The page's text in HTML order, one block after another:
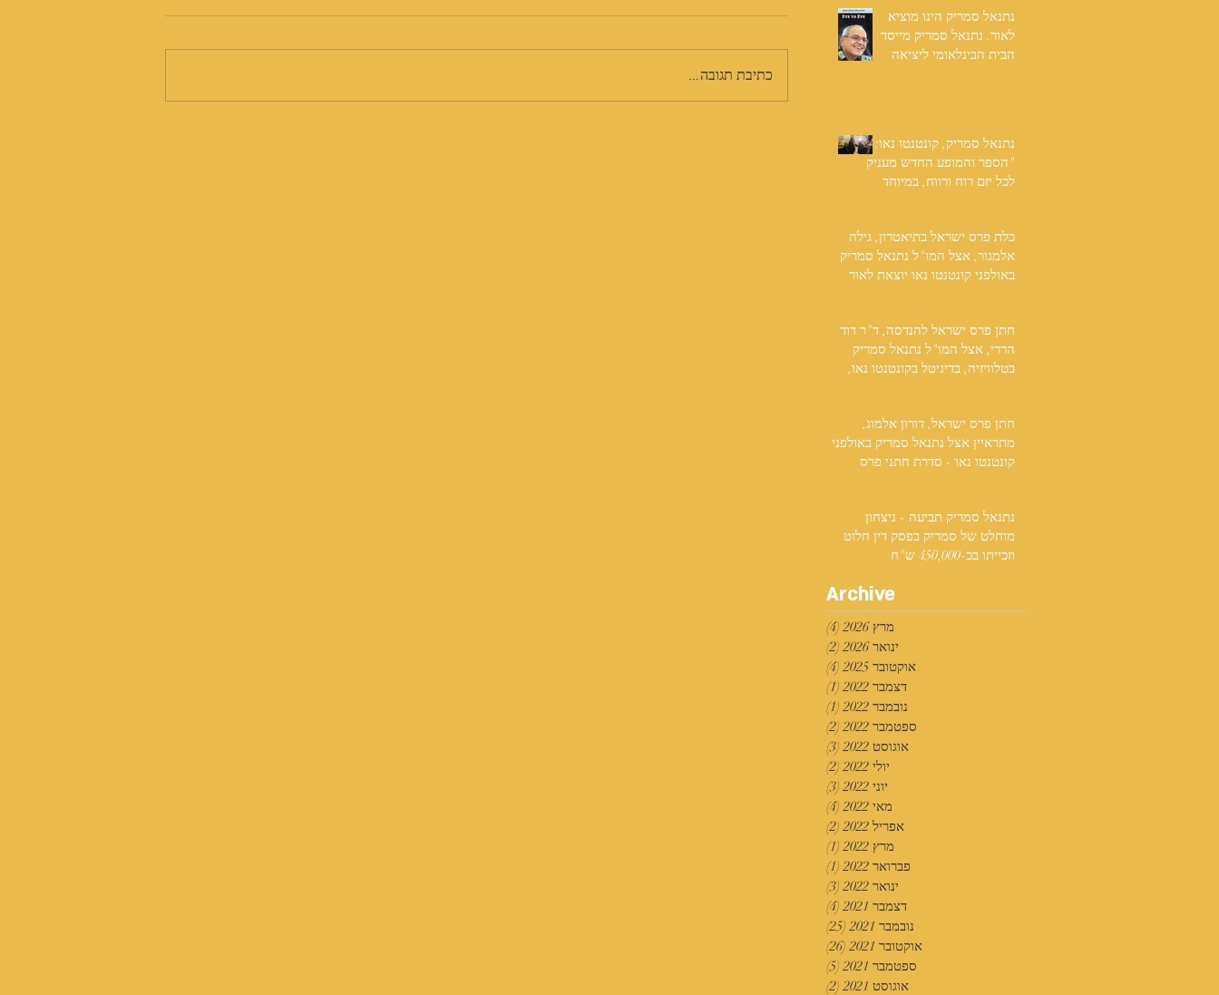
כתיבת תגובה...
נתנאל סמריק הינו מוציא
לאור. נתנאל סמריק מייסד
הבית הבינלאומי ליציאה
נתנאל סמריק, קונטנטו נאו:
"הספר והמופע החדש מעניק
לכל יזם רוח ורווח, במיוחד
כלת פרס ישראל בתיאטרון, גילה
אלמגור, אצל המו"ל נתנאל סמריק
באולפני קונטנטו נאו יוצאת לאור
חתן פרס ישראל להנדסה, ד"ר דוד
הררי, אצל המו"ל נתנאל סמריק
בטלוויזיה, בדיגיטל בקונטנטו נאו,
חתן פרס ישראל, דורון אלמוג,
מתראיין אצל נתנאל סמריק באולפני
קונטנטו נאו - סדרת חתני פרס
נתנאל סמריק תביעה - ניצחון
מוחלט של סמריק בפסק דין חלוט
וזכייתו בכ-450,000 ש"ח
Archive
מרץ 2026 (4)
ינואר 2026
(2)
אוקטובר 2025
(4)
דצמבר 2022
(1)
נובמבר 2022
(1)
ספטמבר 2022
(2)
אוגוסט 2022
(3)
יולי 2022
(2)
יוני 2022
(3)
מאי 2022
(4)
אפריל 2022
(2)
מרץ 2022
(1)
פברואר 2022
(1)
ינואר 2022
(3)
דצמבר 2021
(4)
נובמבר 2021
(25)
אוקטובר 2021
(26)
ספטמבר 2021
(5)
אוגוסט 2021
(2)